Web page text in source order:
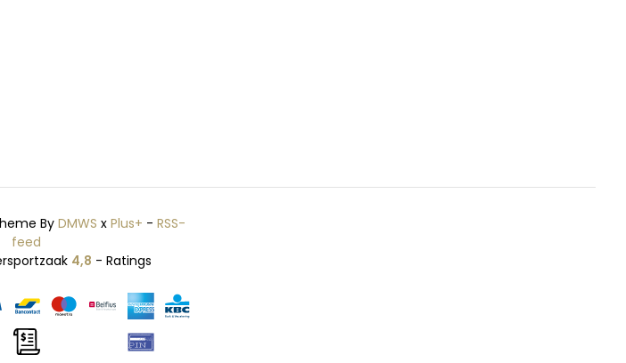
ByDMWS xPlus+ -RSS-
feed
4,8 - Ratings